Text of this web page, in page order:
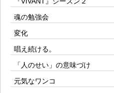
魂の勉強会
変化
唱え続ける。
「人のせい」の意味づけ
元気なワンコ